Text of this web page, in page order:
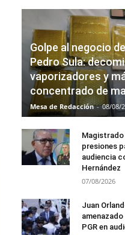
Golpe al negocio
Pedro Sula:
vaporizadores y
concentrado de
Mesa de Redacción - 08/08/
Magistrado
presiones
audiencia
Hernández
07/08/2026
Juan
PGR en